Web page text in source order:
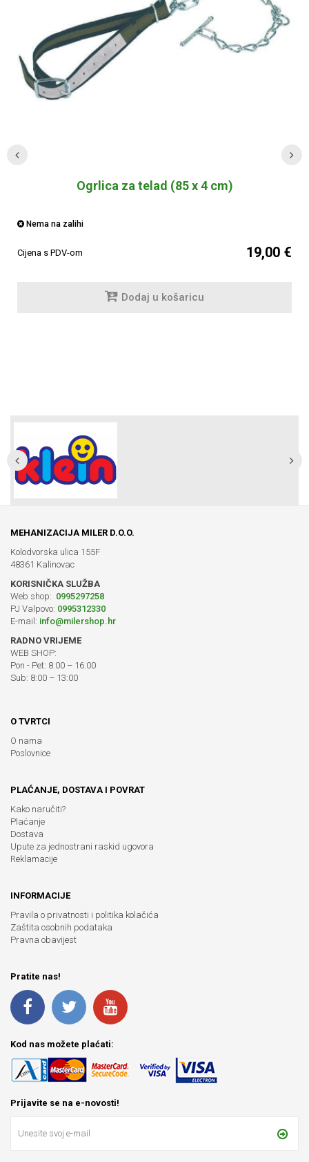
Ogrlica za telad (85 x 4 cm)
Nema na zalihi
Cijena s PDV-om 19,00 €
Dodaj u košaricu
MEHANIZACIJA MILER D.O.O.
Kolodvorska ulica 155F
48361 Kalinovac
KORISNIČKA SLUŽBA
Web shop: 0995297258
PJ Valpovo: 0995312330
E-mail: info@milershop.hr
RADNO VRIJEME
WEB SHOP:
Pon - Pet: 8:00 – 16:00
Sub: 8:00 – 13:00
O TVRTCI
O nama
Poslovnice
PLAĆANJE, DOSTAVA I POVRAT
Kako naručiti?
Plaćanje
Dostava
Upute za jednostrani raskid ugovora
Reklamacije
INFORMACIJE
Pravila o privatnosti i politika kolačića
Zaštita osobnih podataka
Pravna obavijest
Pratite nas!
Kod nas možete plaćati:
Prijavite se na e-novosti!